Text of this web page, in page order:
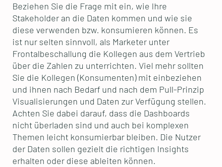
Beziehen Sie die Frage mit ein, wie Ihre
Stakeholder an die Daten kommen und wie sie
diese verwenden bzw. konsumieren können. Es
ist nur selten sinnvoll, als Marketer unter
Frontalbeschallung die Kollegen aus dem Vertrieb
über die Zahlen zu unterrichten. Viel mehr sollten
Sie die Kollegen (Konsumenten) mit einbeziehen
und ihnen nach Bedarf und nach dem Pull-Prinzip
Visualisierungen und Daten zur Verfügung stellen.
Achten Sie dabei darauf, dass die Dashboards
nicht überladen sind und auch bei komplexen
Themen leicht konsumierbar bleiben. Die Nutzer
der Daten sollen gezielt die richtigen Insights
erhalten oder diese ableiten können.